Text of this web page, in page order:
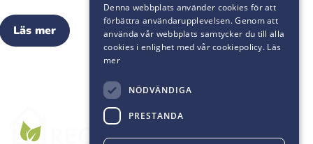
Läs mer
Denna webbplats använder cookies för att
förbättra användarupplevelsen. Genom att
använda vår webbplats samtycker du till alla
cookies i enlighet med vår cookiepolicy. Läs
mer
NÖDVÄNDIGA
PRESTANDA